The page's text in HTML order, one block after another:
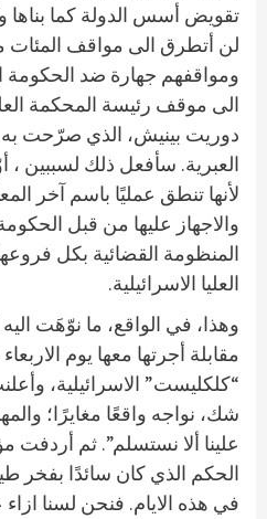
تقويض أسس الدولة كما بناها
لن أتطرق الى مواقف المئات
ومواقفهم جهارة ضد الحكومة
الى موقف رئيسة المحكمة
دوريت بينيش، الذي صرّحت
العبرية. سأفعل ذلك لسببين ،
لأنها تنطق عمليًا باسم آخر
والاجهاز عليها من قبل
المنظومة القضائية بكل
العليا الاسرائيلية.
وهذا، في الواقع، ما نوّهَت
مقابلة أجرتها معها يوم
“كلكليست” الاسرائيلية،
شك، نواجه واقعًا مغايرًا؛
علينا ألا نستسلم”. ثم
في هذه الايام. فنحن لسنا